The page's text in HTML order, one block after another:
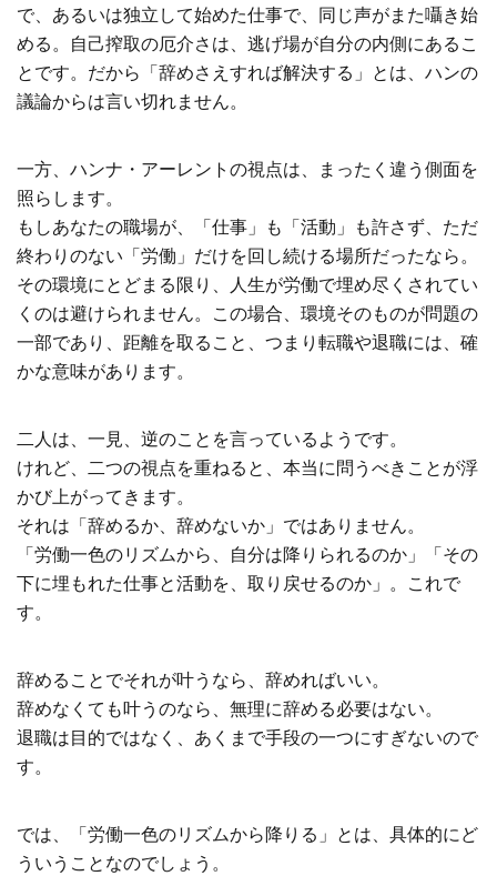
で、あるいは独立して始めた仕事で、同じ声がまた囁き始
める。自己搾取の厄介さは、逃げ場が自分の内側にあるこ
とです。だから「辞めさえすれば解決する」とは、ハンの
議論からは言い切れません。
一方、ハンナ・アーレントの視点は、まったく違う側面を
照らします。
もしあなたの職場が、「仕事」も「活動」も許さず、ただ
終わりのない「労働」だけを回し続ける場所だったなら。
その環境にとどまる限り、人生が労働で埋め尽くされてい
くのは避けられません。この場合、環境そのものが問題の
一部であり、距離を取ること、つまり転職や退職には、確
かな意味があります。
二人は、一見、逆のことを言っているようです。
けれど、二つの視点を重ねると、本当に問うべきことが浮
かび上がってきます。
それは「辞めるか、辞めないか」ではありません。
「労働一色のリズムから、自分は降りられるのか」「その
下に埋もれた仕事と活動を、取り戻せるのか」。これで
す。
辞めることでそれが叶うなら、辞めればいい。
辞めなくても叶うのなら、無理に辞める必要はない。
退職は目的ではなく、あくまで手段の一つにすぎないので
す。
では、「労働一色のリズムから降りる」とは、具体的にど
ういうことなのでしょう。